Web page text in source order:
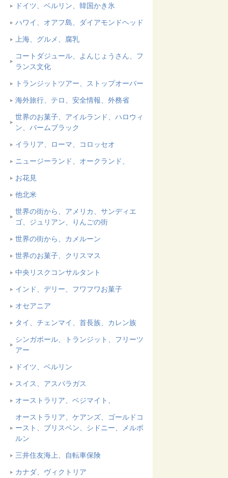
ドイツ、ベルリン、韓国かき氷
ハワイ、オアフ島、ダイアモンドヘッド
上海、グルメ、腐乳
コートダジュール、よんじょうさん、フ
ランス文化
トランジットツアー、ストップオーバー
海外旅行、テロ、安全情報、外務省
世界のお菓子、アイルランド、ハロウィ
ン、バームブラック
イラリア、ローマ、コロッセオ
ニュージーランド、オークランド、
お花見
他北米
世界の街から、アメリカ、サンディエ
ゴ、ジュリアン、りんごの街
世界の街から、カメルーン
世界のお菓子、クリスマス
中央リスクコンサルタント
インド、デリー、フワフワお菓子
オセアニア
タイ、チェンマイ、首長族、カレン族
シンガポール、トランジット、フリーツ
アー
ドイツ、ベルリン
スイス、アスパラガス
オーストラリア、ベジマイト、
オーストラリア、ケアンズ、ゴールドコ
ースト、ブリスベン、シドニー、メルボ
ルン
三井住友海上、自転車保険
カナダ、ヴィクトリア